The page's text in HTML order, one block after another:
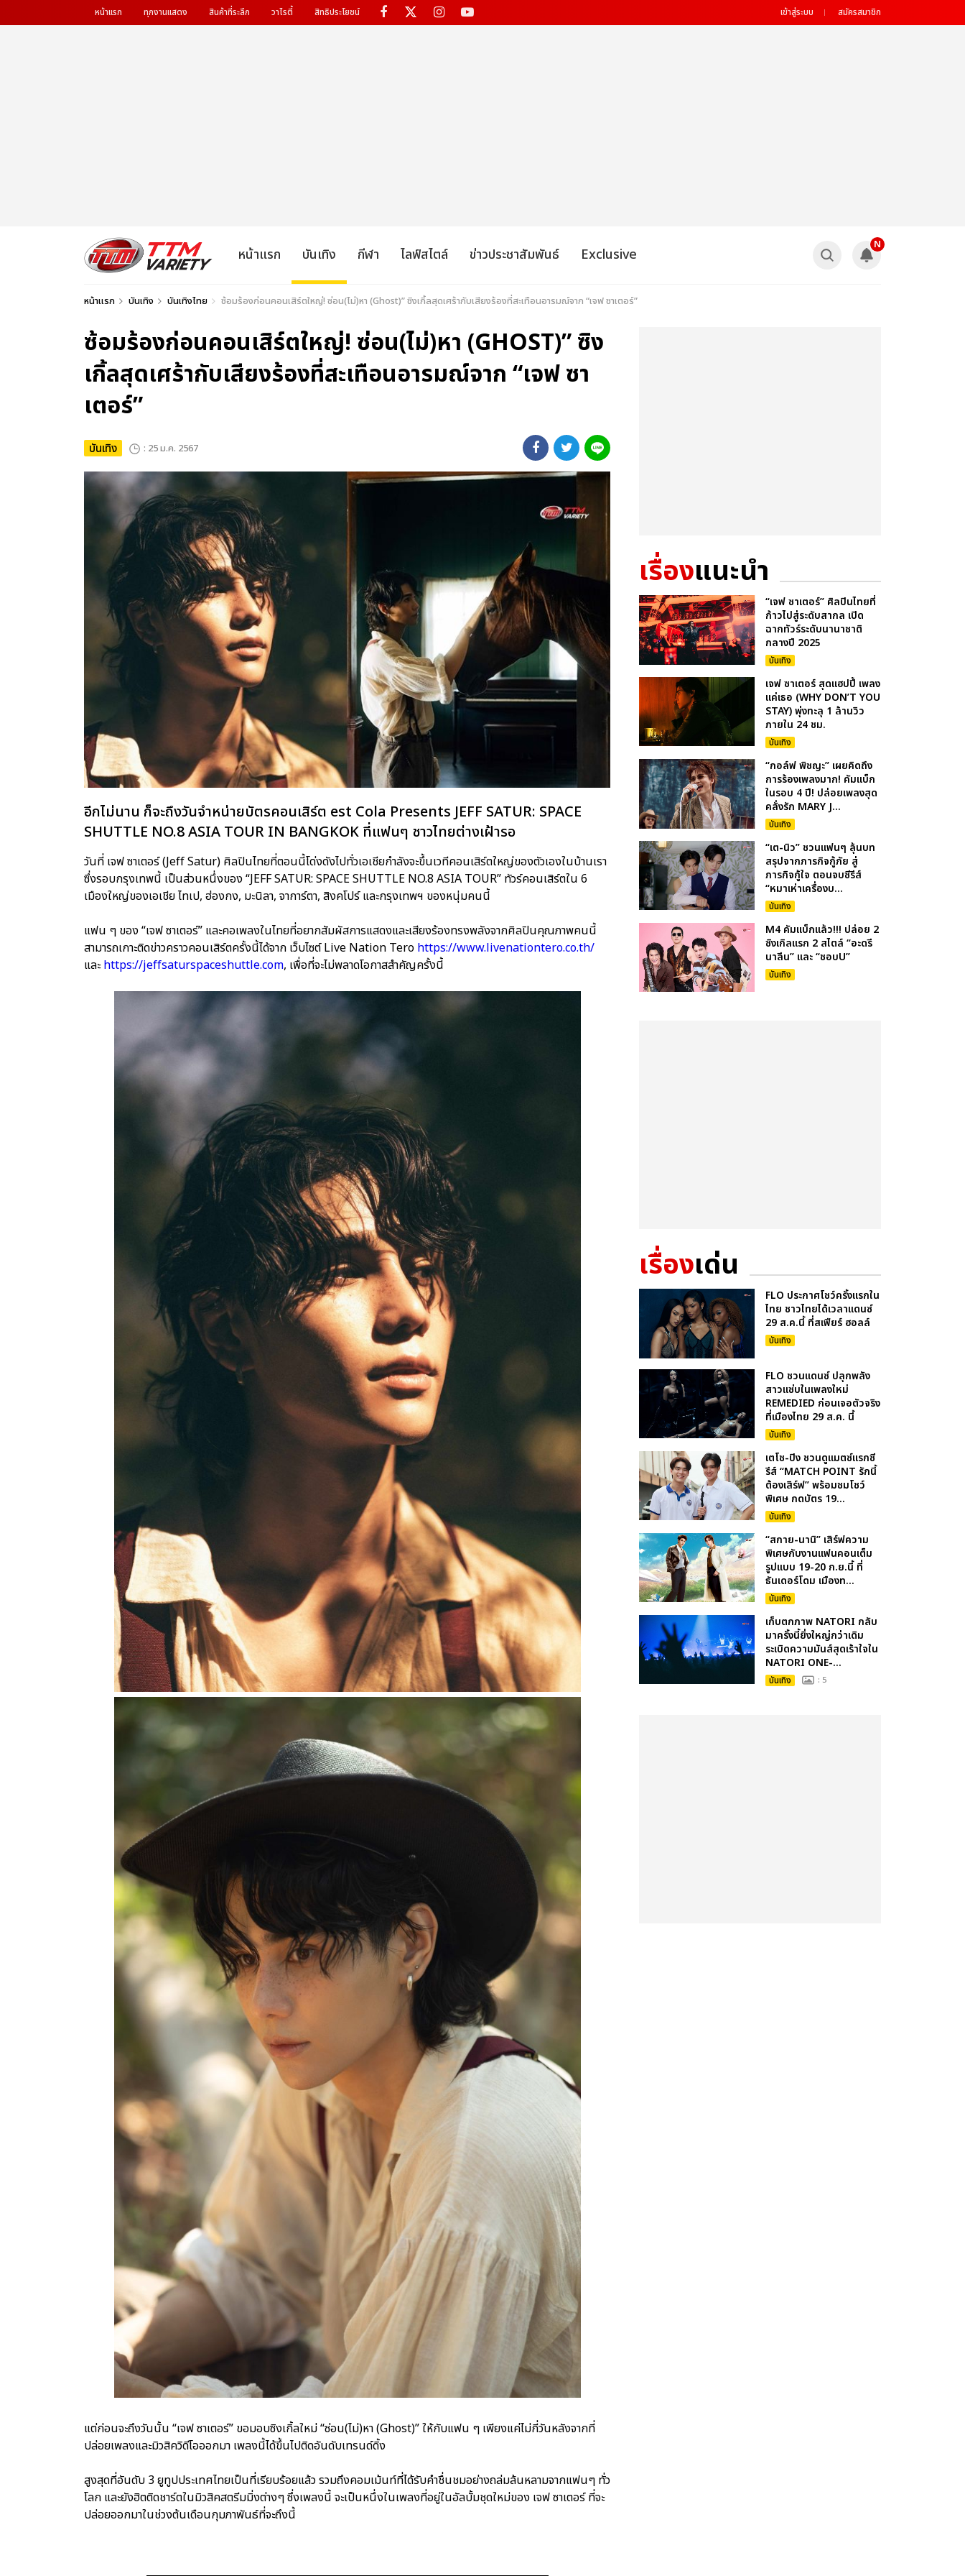
หน้าแรก ทุกงานแสดง สินค้าที่ระลึก วาไรตี้ สิทธิประโยชน์ เข้าสู่ระบบ สมัครสมาชิก
หน้าแรก บันเทิง กีฬา ไลฟ์สไตล์ ข่าวประชาสัมพันธ์ Exclusive
N
หน้าแรก บันเทิง บันเทิงไทย ซ้อมร้องก่อนคอนเสิร์ตใหญ่! ซ่อน(ไม่)หา (Ghost)” ซิงเกิ้ลสุดเศร้ากับเสียงร้องที่สะเทือนอารมณ์จาก “เจฟ ซาเตอร์”
ซ้อมร้องก่อนคอนเสิร์ตใหญ่! ซ่อน(ไม่)หา (GHOST)” ซิง
เกิ้ลสุดเศร้ากับเสียงร้องที่สะเทือนอารมณ์จาก “เจฟ ซา
เตอร์”
บันเทิง : 25 ม.ค. 2567
อีกไม่นาน ก็จะถึงวันจำหน่ายบัตรคอนเสิร์ต est Cola Presents JEFF SATUR: SPACE
SHUTTLE NO.8 ASIA TOUR IN BANGKOK ที่แฟนๆ ชาวไทยต่างเฝ้ารอ
วันที่ เจฟ ซาเตอร์ (Jeff Satur) ศิลปินไทยที่ตอนนี้โด่งดังไปทั่วเอเชียกำลังจะขึ้นเวทีคอนเสิร์ตใหญ่ของตัวเองในบ้านเรา
ซึ่งรอบกรุงเทพนี้ เป็นส่วนหนึ่งของ “JEFF SATUR: SPACE SHUTTLE NO.8 ASIA TOUR” ทัวร์คอนเสิร์ตใน 6
เมืองใหญ่ของเอเชีย ไทเป, ฮ่องกง, มะนิลา, จาการ์ตา, สิงคโปร์ และกรุงเทพฯ​ ของหนุ่มคนนี้
แฟน ๆ ของ “เจฟ ซาเตอร์”​ และคอเพลงในไทยที่อยากสัมผัสการแสดงและเสียงร้องทรงพลังจากศิลปินคุณภาพคนนี้
สามารถเกาะติดข่าวคราวคอนเสิร์ตครั้งนี้ได้จาก เว็บไซต์ Live Nation Tero https://www.livenationtero.co.th/
และhttps://jeffsaturspaceshuttle.com, เพื่อที่จะไม่พลาดโอกาสสำคัญครั้งนี้
แต่ก่อนจะถึงวันนั้น “เจฟ ซาเตอร์” ขอมอบซิงเกิ้ลใหม่ “ซ่อน(ไม่)หา (Ghost)” ให้กับแฟน ๆ เพียงแค่ไม่กี่วันหลังจากที่
ปล่อยเพลงและมิวสิควิดีโอออกมา เพลงนี้ได้ขึ้นไปติดอันดับเทรนด์ดิ้ง
สูงสุดที่อันดับ 3 ยูทูปประเทศไทยเป็นที่เรียบร้อยแล้ว รวมถึงคอมเม้นท์ที่ได้รับคำชื่นชมอย่างถล่มล้นหลามจากแฟนๆ ทั่ว
โลก และยังฮิตติดชาร์ตในมิวสิคสตรีมมิ่งต่างๆ ซึ่งเพลงนี้ จะเป็นหนึ่งในเพลงที่อยู่ในอัลบั้มชุดใหม่ของ เจฟ ซาเตอร์ ที่จะ
ปล่อยออกมาในช่วงต้นเดือนกุมภาพันธ์ที่จะถึงนี้
เรื่องแนะนำ
“เจฟ ซาเตอร์” ศิลปินไทยที่
ก้าวไปสู่ระดับสากล เปิด
ฉากทัวร์ระดับนานาชาติ
กลางปี 2025
บันเทิง
เจฟ ซาเตอร์ สุดแฮปปี้ เพลง
แค่เธอ (WHY DON’T YOU
STAY) พุ่งทะลุ 1 ล้านวิว
ภายใน 24 ชม.
บันเทิง
“กอล์ฟ พิชญะ” เผยคิดถึง
การร้องเพลงมาก! คัมแบ็ก
ในรอบ 4 ปี! ปล่อยเพลงสุด
คลั่งรัก MARY J...
บันเทิง
“เต-นิว” ชวนแฟนๆ ลุ้นบท
สรุปจากภารกิจกู้ภัย สู่
ภารกิจกู้ใจ ตอนจบซีรีส์
“หมาเห่าเครื่องบ...
บันเทิง
M4 คัมแบ็กแล้ว!!! ปล่อย 2
ซิงเกิลแรก 2 สไตล์ “อะดรี
นาลีน” และ “ชอบU”
บันเทิง
เรื่องเด่น
FLO ประกาศโชว์ครั้งแรกใน
ไทย ชาวไทยได้เวลาแดนซ์
29 ส.ค.นี้ ที่สเฟียร์ ฮอลล์
บันเทิง
FLO ชวนแดนซ์ ปลุกพลัง
สาวแซ่บในเพลงใหม่
REMEDIED ก่อนเจอตัวจริง
ที่เมืองไทย 29 ส.ค. นี้
บันเทิง
เตโช-ปิง ชวนดูแมตซ์แรกซี
รีส์ “MATCH POINT รักนี้
ต้องเสิร์ฟ” พร้อมชมโชว์
พิเศษ กดบัตร 19...
บันเทิง
“สกาย-นานิ” เสิร์ฟความ
พิเศษกับงานแฟนคอนเต็ม
รูปแบบ 19-20 ก.ย.นี้ ที่
ธันเดอร์โดม เมืองท...
บันเทิง
เก็บตกภาพ NATORI กลับ
มาครั้งนี้ยิ่งใหญ่กว่าเดิม
ระเบิดความมันส์สุดเร้าใจใน
NATORI ONE-...
บันเทิง : 5